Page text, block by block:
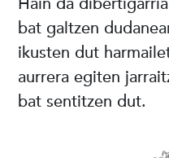
Hain da
bat galtzen
ikusten dut
aurrera egiten
bat sentitzen dut.